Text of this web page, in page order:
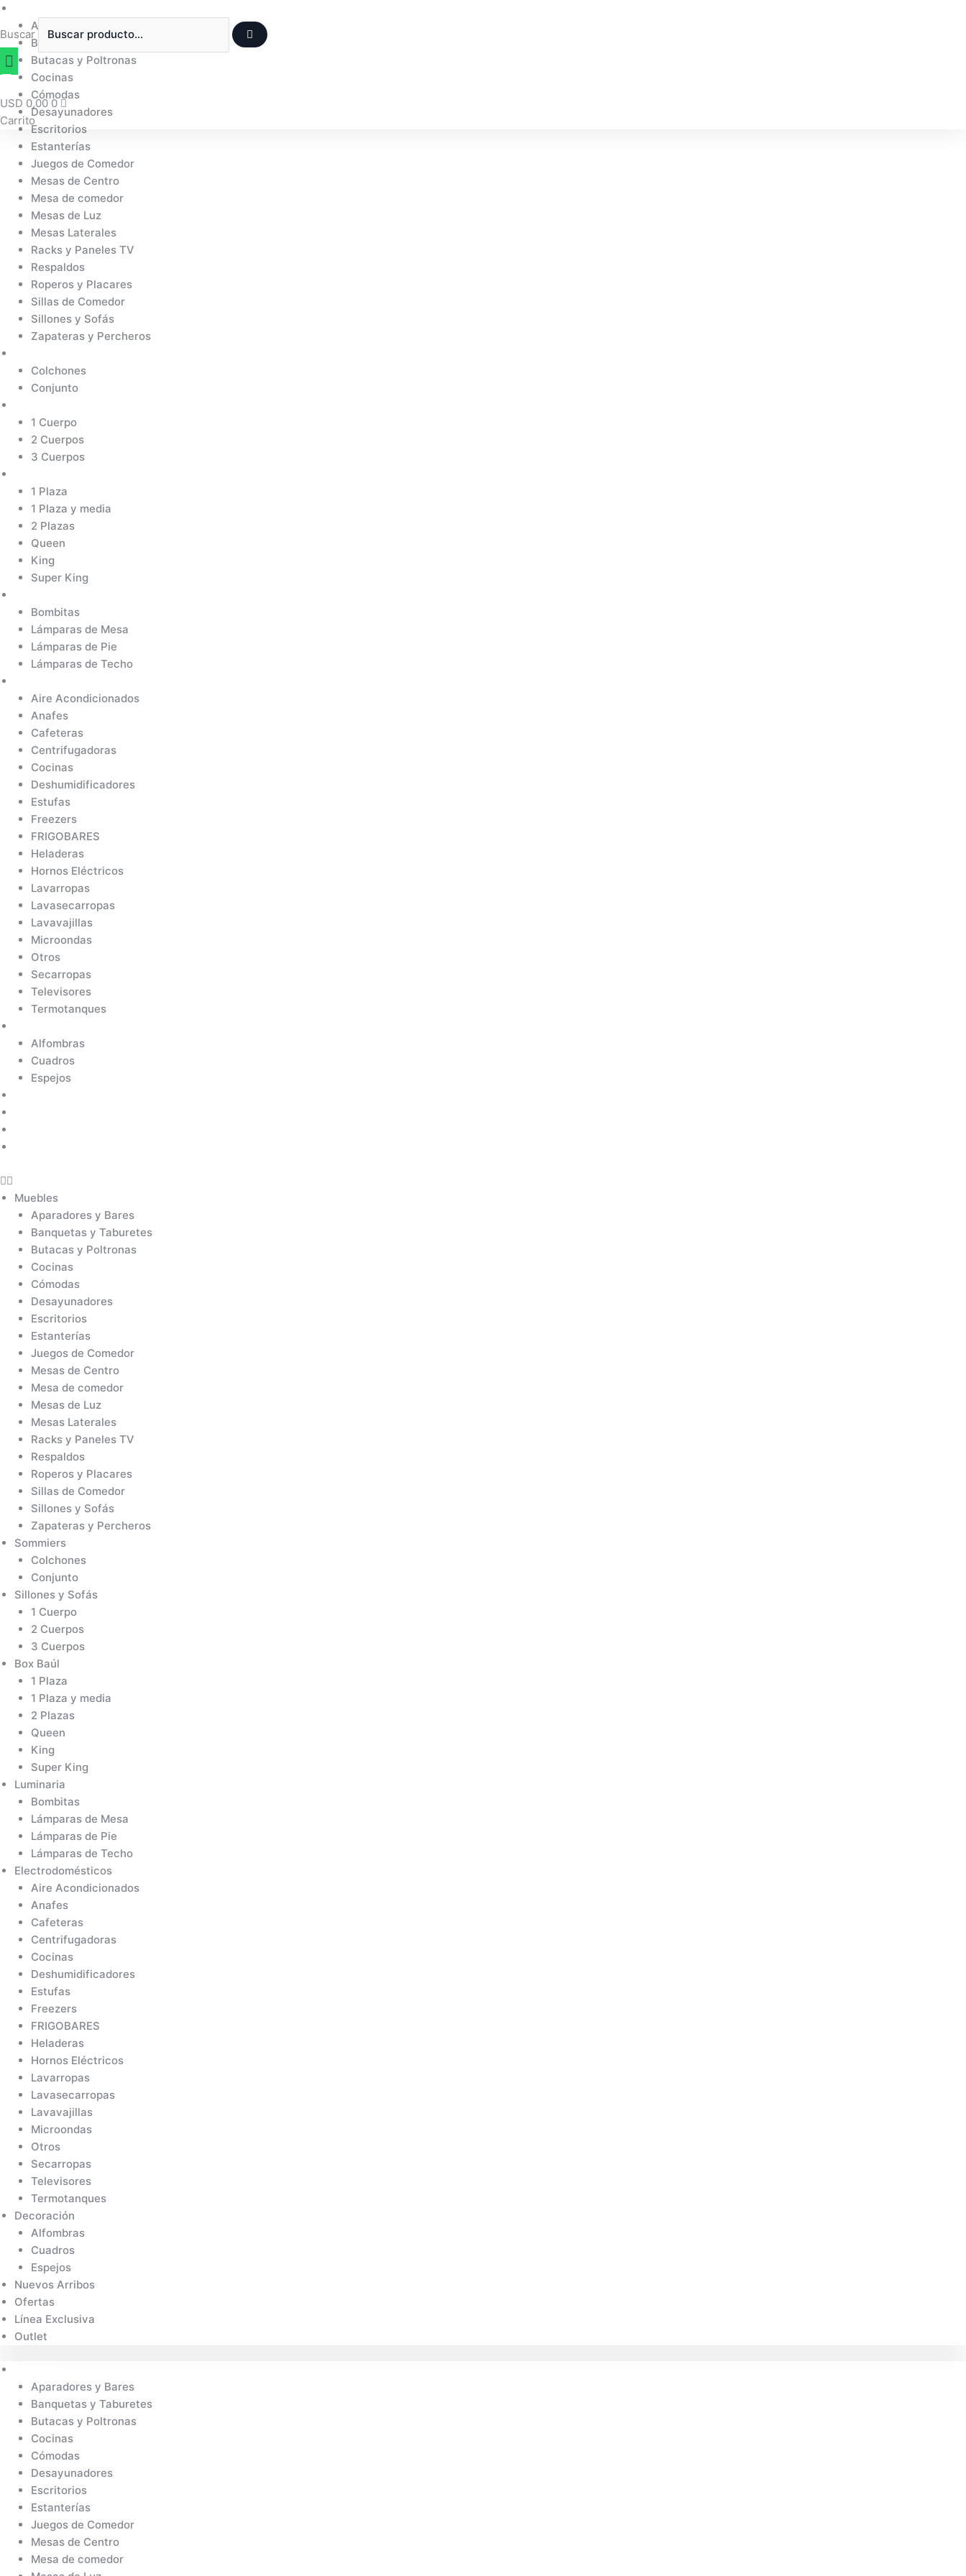
Ir
contenido
Buscar
USD 0,00 0
Carrito
Aparadores y Bares
Banquetas y Taburetes
Butacas y Poltronas
Cocinas
Cómodas
Desayunadores
Escritorios
Estanterías
Juegos de Comedor
Mesas de Centro
Mesa de comedor
Mesas de Luz
Mesas Laterales
Racks y Paneles TV
Respaldos
Roperos y Placares
Sillas de Comedor
Sillones y Sofás
Zapateras y Percheros
Colchones
Conjunto
1 Cuerpo
2 Cuerpos
3 Cuerpos
1 Plaza
1 Plaza y media
2 Plazas
Queen
King
Super King
Bombitas
Lámparas de Mesa
Lámparas de Pie
Lámparas de Techo
Aire Acondicionados
Anafes
Cafeteras
Centrifugadoras
Cocinas
Deshumidificadores
Estufas
Freezers
FRIGOBARES
Heladeras
Hornos Eléctricos
Lavarropas
Lavasecarropas
Lavavajillas
Microondas
Otros
Secarropas
Televisores
Termotanques
Alfombras
Cuadros
Espejos
Muebles
Aparadores y Bares
Banquetas y Taburetes
Butacas y Poltronas
Cocinas
Cómodas
Desayunadores
Escritorios
Estanterías
Juegos de Comedor
Mesas de Centro
Mesa de comedor
Mesas de Luz
Mesas Laterales
Racks y Paneles TV
Respaldos
Roperos y Placares
Sillas de Comedor
Sillones y Sofás
Zapateras y Percheros
Sommiers
Colchones
Conjunto
Sillones y Sofás
1 Cuerpo
2 Cuerpos
3 Cuerpos
Box Baúl
1 Plaza
1 Plaza y media
2 Plazas
Queen
King
Super King
Luminaria
Bombitas
Lámparas de Mesa
Lámparas de Pie
Lámparas de Techo
Electrodomésticos
Aire Acondicionados
Anafes
Cafeteras
Centrifugadoras
Cocinas
Deshumidificadores
Estufas
Freezers
FRIGOBARES
Heladeras
Hornos Eléctricos
Lavarropas
Lavasecarropas
Lavavajillas
Microondas
Otros
Secarropas
Televisores
Termotanques
Decoración
Alfombras
Cuadros
Espejos
Nuevos Arribos
Ofertas
Línea Exclusiva
Outlet
Aparadores y Bares
Banquetas y Taburetes
Butacas y Poltronas
Cocinas
Cómodas
Desayunadores
Escritorios
Estanterías
Juegos de Comedor
Mesas de Centro
Mesa de comedor